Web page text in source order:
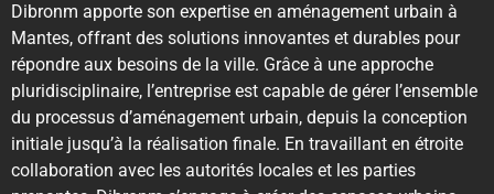
Dibronm apporte son expertise en aménagement urbain à
Mantes, offrant des solutions innovantes et durables pour
répondre aux besoins de la ville. Grâce à une approche
pluridisciplinaire, l’entreprise est capable de gérer l’ensemble
du processus d’aménagement urbain, depuis la conception
initiale jusqu’à la réalisation finale. En travaillant en étroite
collaboration avec les autorités locales et les parties